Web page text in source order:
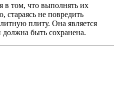
в том, что выполнять их
стараясь не повредить
плиту. Она является
быть сохранена.